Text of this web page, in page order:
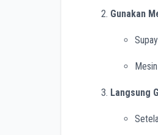
Gunakan
Langsung